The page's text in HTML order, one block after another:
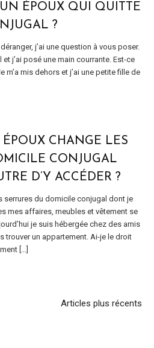
ÉPOUX QUI QUITTE
?
j’ai une question à vous poser.
j’ai posé une main courrante. Est-ce
m’a mis dehors et j’ai une petite fille de
CHANGE LES
CONJUGAL
D’Y ACCÉDER ?
serrures du domicile conjugal dont je
mes affaires, meubles et vêtement se
je suis hébergée chez des amis
trouver un appartement. Ai-je le droit
[…]
Articles plus récents